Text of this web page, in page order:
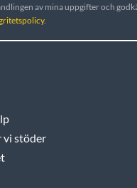
av mina uppgifter och
.
stöder